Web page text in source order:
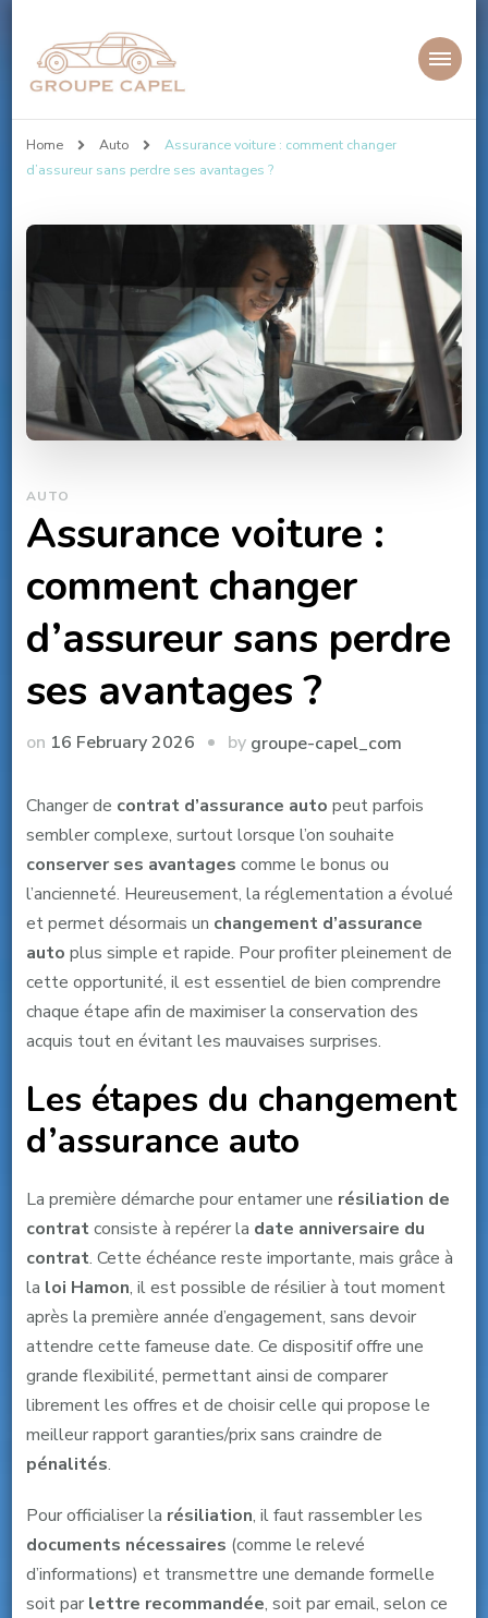
Groupe-capel.com
Home Auto
Assurance voiture : comment changer
d’assureur sans perdre ses avantages ?
AUTO
Assurance voiture :
comment changer
d’assureur sans perdre
ses avantages ?
on 16 February 2026 by groupe-capel_com
Changer de contrat d’assurance auto peut parfois
sembler complexe, surtout lorsque l’on souhaite
conserver ses avantages comme le bonus ou
l’ancienneté. Heureusement, la réglementation a évolué
et permet désormais un changement d’assurance
auto plus simple et rapide. Pour profiter pleinement de
cette opportunité, il est essentiel de bien comprendre
chaque étape afin de maximiser la conservation des
acquis tout en évitant les mauvaises surprises.
Les étapes du changement
d’assurance auto
La première démarche pour entamer une résiliation de
contratconsiste à repérer la date anniversaire du
contrat. Cette échéance reste importante, mais grâce à
la loi Hamon, il est possible de résilier à tout moment
après la première année d’engagement, sans devoir
attendre cette fameuse date. Ce dispositif offre une
grande flexibilité, permettant ainsi de comparer
librement les offres et de choisir celle qui propose le
meilleur rapport garanties/prix sans craindre de
pénalités.
Pour officialiser la résiliation, il faut rassembler les
documents nécessaires (comme le relevé
d’informations) et transmettre une demande formelle
soit par lettre recommandée, soit par email, selon ce